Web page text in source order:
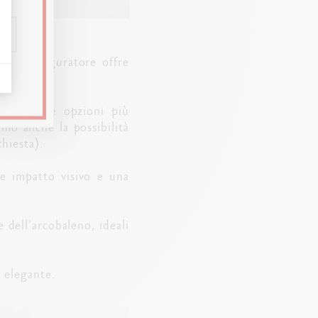
configuratore offre
oppure opzioni più
anche la possibilità
impatto visivo e una
ideali